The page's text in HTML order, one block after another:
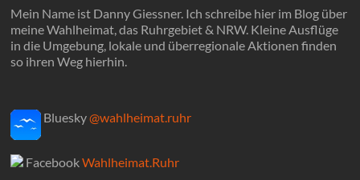
Mein Name ist Danny Giessner. Ich schreibe hier im Blog über
meine Wahlheimat, das Ruhrgebiet & NRW. Kleine Ausflüge
in die Umgebung, lokale und überregionale Aktionen finden
so ihren Weg hierhin.
Bluesky@wahlheimat.ruhr
FacebookWahlheimat.Ruhr